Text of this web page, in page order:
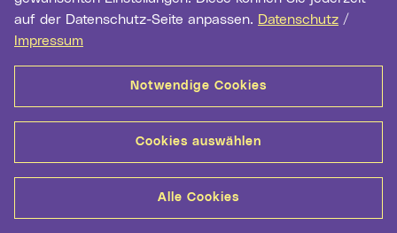
auf der Datenschutz-Seite anpassen. Datenschutz /
Impressum
Notwendige Cookies
Cookies auswählen
Alle Cookies